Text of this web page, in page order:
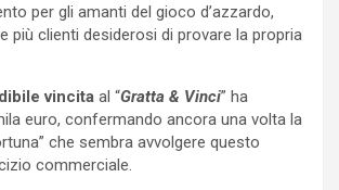
per gli amanti del gioco d’azzardo,
più clienti desiderosi di provare la propria
vincita al “Gratta & Vinci” ha
euro, confermando ancora una volta la
che sembra avvolgere questo
commerciale.